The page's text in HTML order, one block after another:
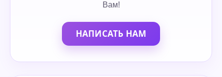
Вам!
НАПИСАТЬ НАМ